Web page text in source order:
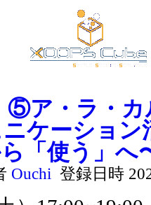
⑤ア・ラ・カ
ケーション
「使う」へ
Ouchi 登録日時